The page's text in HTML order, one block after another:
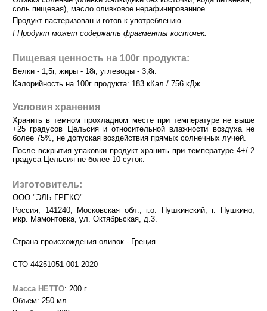
соль пищевая), масло оливковое нерафинированное.
Продукт пастеризован и готов к употреблению.
! Продукт может содержать фрагменты косточек.
Пищевая ценность на 100г продукта:
Белки - 1,5г, жиры - 18г, углеводы - 3,8г.
Калорийность на 100г продукта: 183 кКал / 756 кДж.
Условия хранения
Хранить в темном прохладном месте при температуре не выше
+25 градусов Цельсия и относительной влажности воздуха не
более 75%, не допуская воздействия прямых солнечных лучей.
После вскрытия упаковки продукт хранить при температуре 4+/-2
градуса Цельсия не более 10 суток.
Изготовитель:
ООО "ЭЛЬ ГРЕКО"
Россия, 141240, Московская обл., г.о. Пушкинский, г. Пушкино,
мкр. Мамонтовка, ул. Октябрьская, д.3.
Страна происхождения оливок - Греция.
СТО 44251051-001-2020
Масса НЕТТО: 200 г.
Объем: 250 мл.